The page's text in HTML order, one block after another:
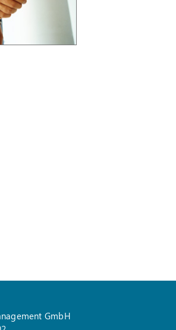
GmbH